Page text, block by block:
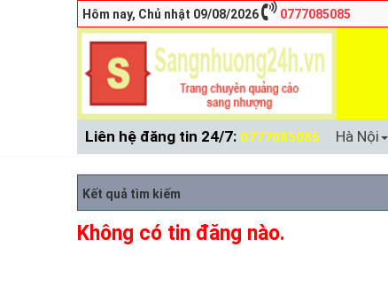
Hôm nay, Chủ nhật 09/08/2026 0777085085
Liên hệ đăng tin 24/7: 0777085085 Hà Nội
Kết quả tìm kiếm
Không có tin đăng nào.